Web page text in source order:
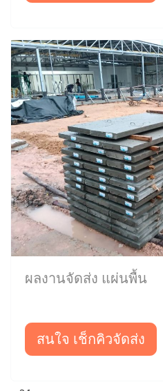
ผลงานจัดส่ง แผ่นพื้น
สนใจ เช็กคิวจัดส่ง